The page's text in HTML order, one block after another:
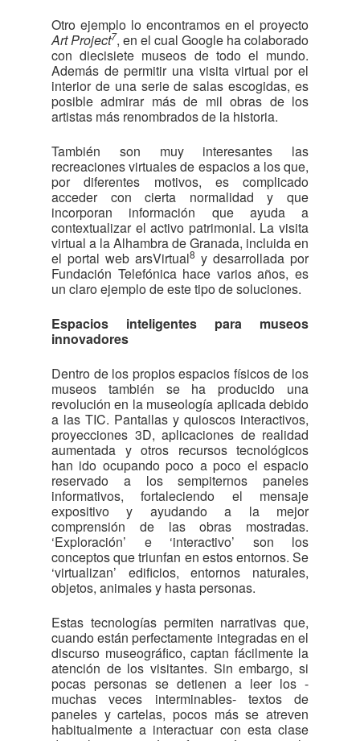
Otro ejemplo lo encontramos en el proyecto
Art Project7, en el cual Google ha colaborado
con diecisiete museos de todo el mundo.
Además de permitir una visita virtual por el
interior de una serie de salas escogidas, es
posible admirar más de mil obras de los
artistas más renombrados de la historia.
También son muy interesantes las
recreaciones virtuales de espacios a los que,
por diferentes motivos, es complicado
acceder con cierta normalidad y que
incorporan información que ayuda a
contextualizar el activo patrimonial. La visita
virtual a la Alhambra de Granada, incluida en
el portal web arsVirtual8 y desarrollada por
Fundación Telefónica hace varios años, es
un claro ejemplo de este tipo de soluciones.
Espacios inteligentes para museos
innovadores
Dentro de los propios espacios físicos de los
museos también se ha producido una
revolución en la museología aplicada debido
a las TIC. Pantallas y quioscos interactivos,
proyecciones 3D, aplicaciones de realidad
aumentada y otros recursos tecnológicos
han ido ocupando poco a poco el espacio
reservado a los sempiternos paneles
informativos, fortaleciendo el mensaje
expositivo y ayudando a la mejor
comprensión de las obras mostradas.
‘Exploración’ e ‘interactivo’ son los
conceptos que triunfan en estos entornos. Se
‘virtualizan’ edificios, entornos naturales,
objetos, animales y hasta personas.
Estas tecnologías permiten narrativas que,
cuando están perfectamente integradas en el
discurso museográfico, captan fácilmente la
atención de los visitantes. Sin embargo, si
pocas personas se detienen a leer los -
muchas veces interminables- textos de
paneles y cartelas, pocos más se atreven
habitualmente a interactuar con esta clase